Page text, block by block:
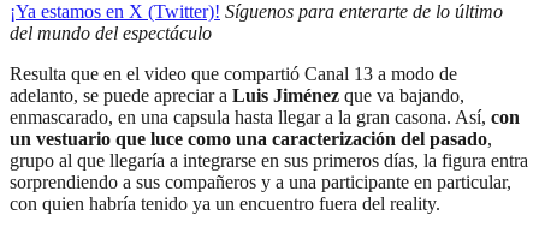
¡Ya estamos en X (Twitter)! Síguenos para enterarte de lo último
del mundo del espectáculo
Resulta que en el video que compartió Canal 13 a modo de
adelanto, se puede apreciar a Luis Jiménez que va bajando,
enmascarado, en una capsula hasta llegar a la gran casona. Así, con
un vestuario que luce como una caracterización del pasado,
grupo al que llegaría a integrarse en sus primeros días, la figura entra
sorprendiendo a sus compañeros y a una participante en particular,
con quien habría tenido ya un encuentro fuera del reality.